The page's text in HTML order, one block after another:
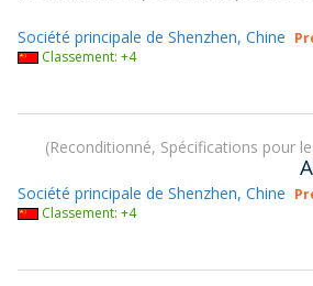
Société principale de Shenzhen, Chine
Classement: +4
Reconditionné, Spécifications pour
Société principale de Shenzhen, Chine
Classement: +4